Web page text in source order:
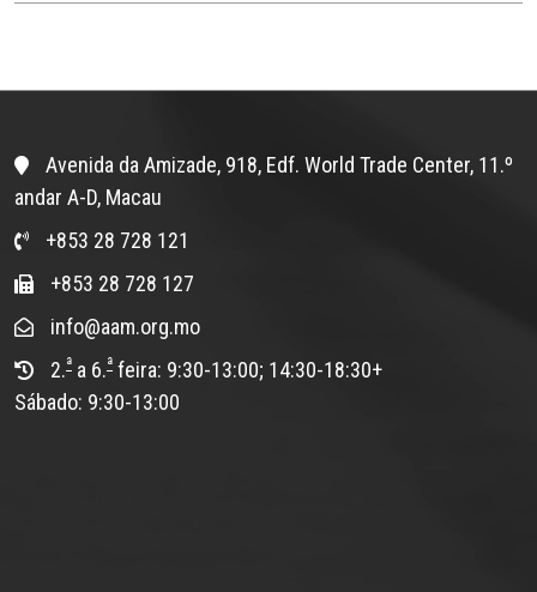
Avenida da Amizade, 918, Edf. World Trade Center, 11.º
andar A-D, Macau
+853 28 728 121
+853 28 728 127
info@aam.org.mo
2.ª a 6.ª feira: 9:30-13:00; 14:30-18:30+
Sábado: 9:30-13:00